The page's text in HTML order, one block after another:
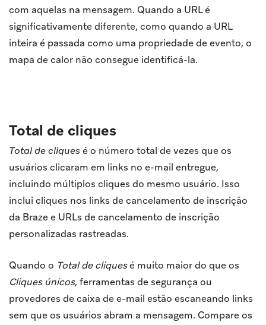
com aquelas na mensagem. Quando a URL é
significativamente diferente, como quando a URL
inteira é passada como uma propriedade de evento, o
mapa de calor não consegue identificá-la.
Total de cliques
Total de cliquesé o número total de vezes que os
usuários clicaram em links no e-mail entregue,
incluindo múltiplos cliques do mesmo usuário. Isso
inclui cliques nos links de cancelamento de inscrição
da Braze e URLs de cancelamento de inscrição
personalizadas rastreadas.
Quando o Total de cliquesé muito maior do que os
Cliques únicos, ferramentas de segurança ou
provedores de caixa de e-mail estão escaneando links
sem que os usuários abram a mensagem. Compare os